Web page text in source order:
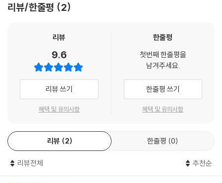
나도 게임개발자
게임개발자 업무 엿보기
전에는 좋아하는 게임이 없었기 때문에 게임을 전혀 하지 않았어요. 반면
요. 물론 출시 과정이나 이후에 장애나 버그를 확인해야 하니까 게임을 계
로는 늘 게임을 하는 셈이죠.“
게임개발자의 가장 큰 매력은 무엇인가요?
“도전할 수 있다는 점이 가장 큰 매력인 것 같아요. 일반적인 IT기업에서는
도전이라고 할 만한 일이 사실 많지 않거든요. 저는 자신이 스스로 생각해
패하더라도 일을 하는 과정에서 많은 것을 얻을 수 있다면 성공만큼이나
의미 있는 도전이라고 생각해요. 다행히 저는 그런 기회가 아주 많았던 것
같아요. 그래서 게임개발자의 가장 큰 매력은 굉장히 다양한 도전을 해볼
수 있고, 도전에 대한 결과를 직접 얻을 수 있다는 점이라고 생각해요.”
리뷰/한줄평 2
리뷰
9.6
리뷰 쓰기
혜택 및 유의사항
한줄평
첫번째 한줄평을
남겨주세요.
한줄평 쓰기
혜택 및 유의사항
리뷰 2 한줄평 0
리뷰전체 추천순